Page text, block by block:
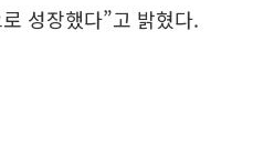
성장했다”고 밝혔다.